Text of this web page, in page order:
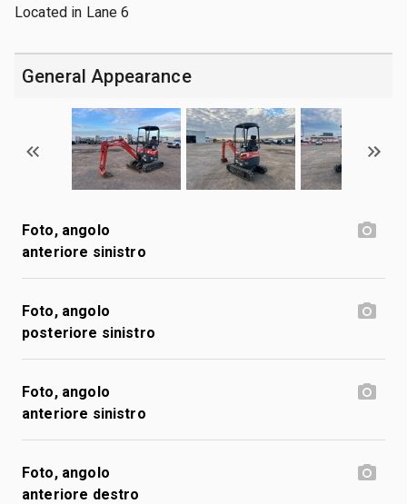
Located in Lane 6
General Appearance
Foto, angolo
anteriore sinistro
Foto, angolo
posteriore sinistro
Foto, angolo
anteriore sinistro
Foto, angolo
anteriore destro